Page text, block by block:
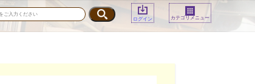
ログイン カテゴリメニュー